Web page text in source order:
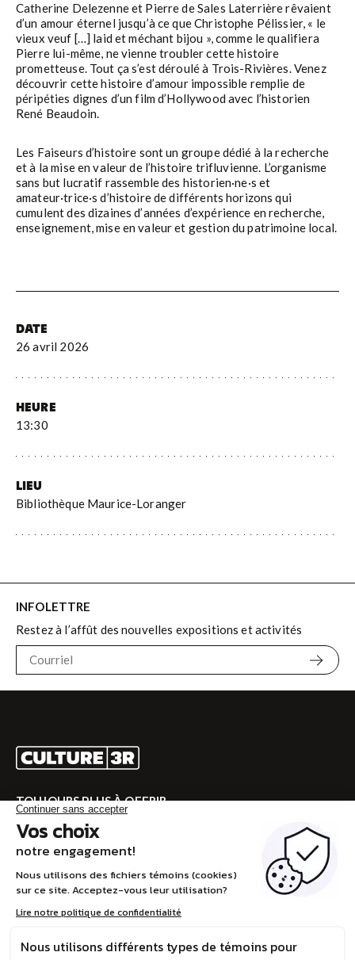
Catherine Delezenne et Pierre de Sales Laterrière rêvaient
d’un amour éternel jusqu’à ce que Christophe Pélissier, « le
vieux veuf […] laid et méchant bijou », comme le qualifiera
Pierre lui-même, ne vienne troubler cette histoire
prometteuse. Tout ça s’est déroulé à Trois-Rivières. Venez
découvrir cette histoire d’amour impossible remplie de
péripéties dignes d’un film d’Hollywood avec l’historien
René Beaudoin.
Les Faiseurs d’histoire sont un groupe dédié à la recherche
et à la mise en valeur de l’histoire trifluvienne. L’organisme
sans but lucratif rassemble des historien·ne·s et
amateur·trice·s d’histoire de différents horizons qui
cumulent des dizaines d’années d’expérience en recherche,
enseignement, mise en valeur et gestion du patrimoine local.
DATE
26 avril 2026
HEURE
13:30
LIEU
Bibliothèque Maurice-Loranger
INFOLETTRE
Restez à l’affût des nouvelles expositions et activités
TOUJOURS PLUS À OFFRIR
Rendez-vous sur CULTURE 3R pour la programmation
complète!
VISITEZ CULTURE 3R